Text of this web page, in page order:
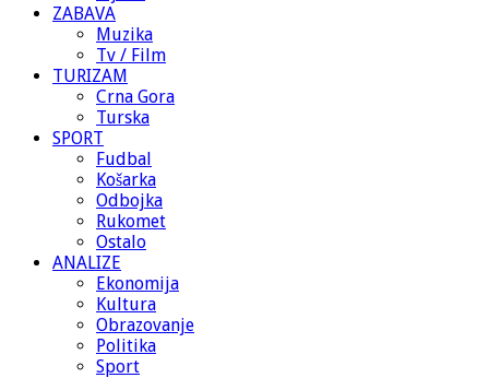
ZABAVA
Muzika
Tv / Film
TURIZAM
Crna Gora
Turska
SPORT
Fudbal
Košarka
Odbojka
Rukomet
Ostalo
ANALIZE
Ekonomija
Kultura
Obrazovanje
Politika
Sport